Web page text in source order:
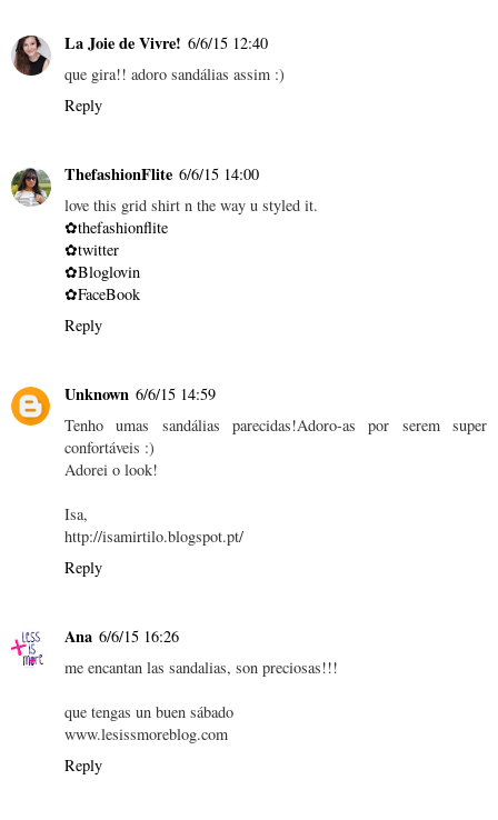
La Joie de Vivre! 6/6/15 12:40
que gira!! adoro sandálias assim :)
Reply
ThefashionFlite 6/6/15 14:00
love this grid shirt n the way u styled it.
✿thefashionflite
✿twitter
✿Bloglovin
✿FaceBook
Reply
Unknown 6/6/15 14:59
Tenho umas sandálias parecidas!Adoro-as por serem super
confortáveis :)
Adorei o look!
Isa,
http://isamirtilo.blogspot.pt/
Reply
Ana 6/6/15 16:26
me encantan las sandalias, son preciosas!!!
que tengas un buen sábado
www.lesissmoreblog.com
Reply